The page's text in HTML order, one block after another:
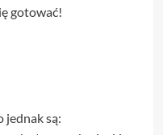
gotować!
jednak są: